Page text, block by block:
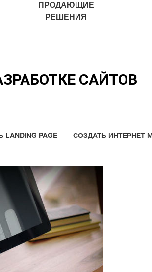
ПРОДАЮЩИЕ
РЕШЕНИЯ
САЙТОВ
PAGE СОЗДАТЬ ИНТЕРНЕТ